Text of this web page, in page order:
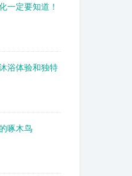
一定要知道！
浴体验和独特
啄木鸟